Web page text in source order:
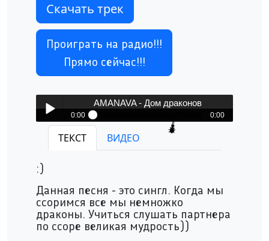
Скачать трек
Проиграть на радио!!!
Прямо сейчас!!!
AMANAVA - Дом драконов
0:00 0:00
AMANAVA - Дом драконов
ТЕКСТ ВИДЕО
:)
Данная песня - это сингл. Когда мы
ссоримся все мы немножко
драконы. Учиться слушать партнера
по ссоре великая мудрость))